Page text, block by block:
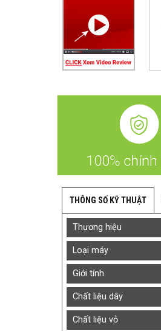
THÔNG SỐ KỸ THUẬT
Thương hiệu
Loại máy
Giới tính
Chất liệu dây
Chất liệu vỏ